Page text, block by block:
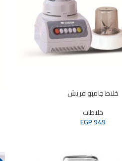
خلاط جامبو فريش
خلاطات
EGP949